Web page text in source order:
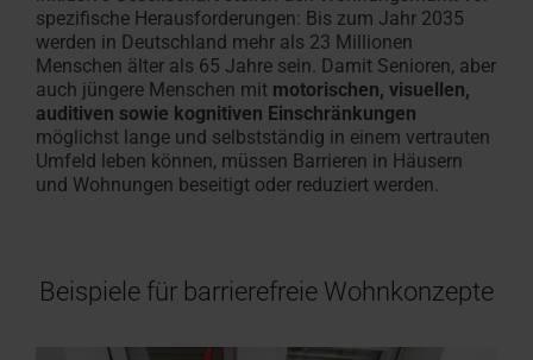
anfordern
Handwerker in der
Roto macht's möglich!
Das
Fassadenanschluss­
fenster
Zubehör und Anschlussprodukte
Dachfenster Ausstattung
Sonnenschutz & Rollos
innen
aussen
finden
In 3
bei
Roto
Handwerker in der Nähe finden
Roto macht's möglich!
Serviceanfrage erfassen
Für Dachfenster &
Rund um
Download-Bereich
Dachfenster und -treppen
Serviceanfrage erfassen
Dachfenster &Jetzt
spezifische Herausforderungen: Bis zum Jahr 2035
werden in Deutschland mehr als 23 Millionen
Menschen älter als 65 Jahre sein. Damit Senioren, aber
auch jüngere Menschen mit motorischen, visuellen,
auditiven sowie kognitiven Einschränkungen
möglichst lange und selbstständig in einem vertrauten
Umfeld leben können, müssen Barrieren in Häusern
und Wohnungen beseitigt oder reduziert werden.
Beispiele für barrierefreie Wohnkonzepte